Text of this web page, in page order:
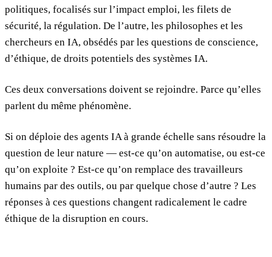
politiques, focalisés sur l’impact emploi, les filets de
sécurité, la régulation. De l’autre, les philosophes et les
chercheurs en IA, obsédés par les questions de conscience,
d’éthique, de droits potentiels des systèmes IA.
Ces deux conversations doivent se rejoindre. Parce qu’elles
parlent du même phénomène.
Si on déploie des agents IA à grande échelle sans résoudre la
question de leur nature — est-ce qu’on automatise, ou est-ce
qu’on exploite ? Est-ce qu’on remplace des travailleurs
humains par des outils, ou par quelque chose d’autre ? Les
réponses à ces questions changent radicalement le cadre
éthique de la disruption en cours.